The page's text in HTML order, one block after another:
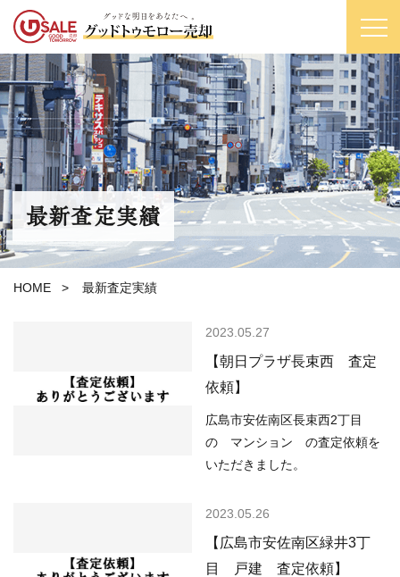
最新査定実績
HOME > 最新査定実績
2023.05.27
【朝日プラザ長束西 査定
依頼】
広島市安佐南区長束西2丁目
の マンション の査定依頼を
いただきました。
2023.05.26
【広島市安佐南区緑井3丁
目 戸建 査定依頼】